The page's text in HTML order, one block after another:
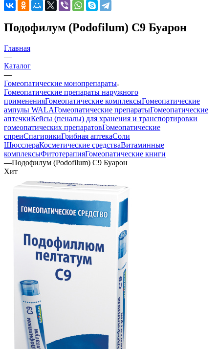
Подофилум (Podofilum) C9 Буарон
Главная
—
Каталог
—
Гомеопатические монопрепараты
Гомеопатические препараты наружного
примененияГомеопатические комплексыГомеопатические
ампулы WALAГомеопатические препаратыГомеопатические
аптечкиКейсы (пеналы) для хранения и транспортировки
гомеопатических препаратовГомеопатические
спреиСпагирикиГрибная аптекаСоли
ШюсслераКосметические средстваВитаминные
комплексыФитотерапияГомеопатические книги
—Подофилум (Podofilum) C9 Буарон
Хит